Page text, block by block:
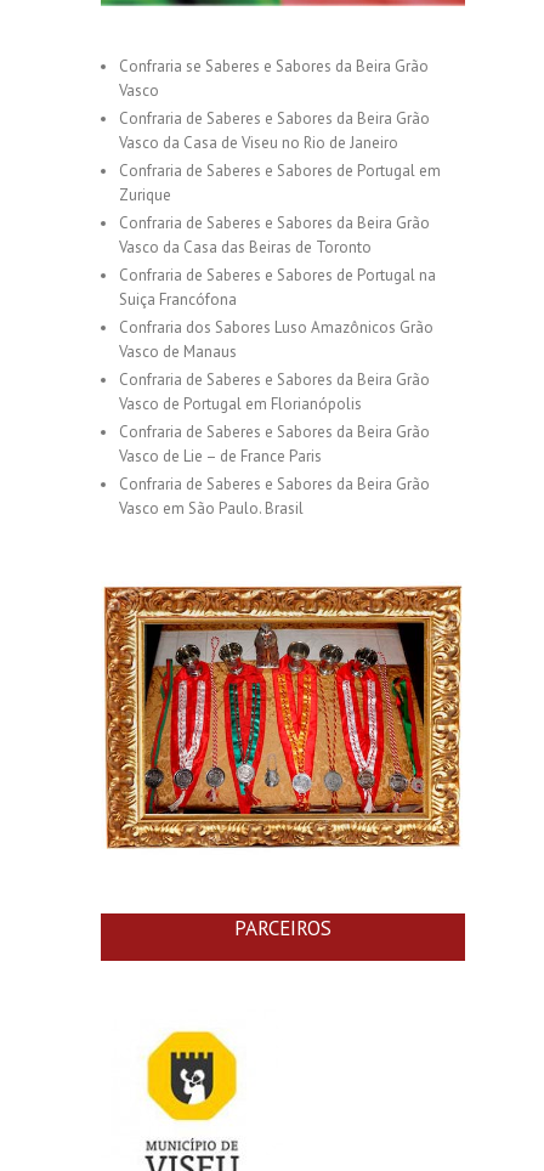
Confraria se Saberes e Sabores da Beira Grão
Vasco
Confraria de Saberes e Sabores da Beira Grão
Vasco da Casa de Viseu no Rio de Janeiro
Confraria de Saberes e Sabores de Portugal em
Zurique
Confraria de Saberes e Sabores da Beira Grão
Vasco da Casa das Beiras de Toronto
Confraria de Saberes e Sabores de Portugal na
Suiça Francófona
Confraria dos Sabores Luso Amazônicos Grão
Vasco de Manaus
Confraria de Saberes e Sabores da Beira Grão
Vasco de Portugal em Florianópolis
Confraria de Saberes e Sabores da Beira Grão
Vasco de Lie – de France Paris
Confraria de Saberes e Sabores da Beira Grão
Vasco em São Paulo. Brasil
PARCEIROS